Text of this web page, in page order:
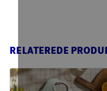
RELATEREDE